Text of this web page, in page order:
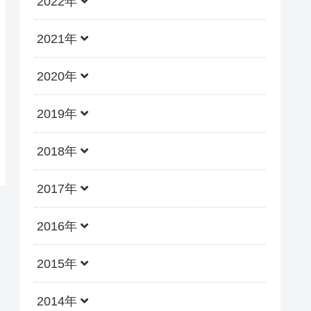
2021年
2020年
2019年
2018年
2017年
2016年
2015年
2014年